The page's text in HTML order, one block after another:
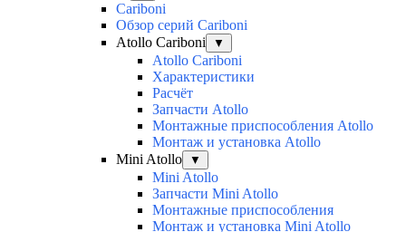
Cariboni
Обзор серий Cariboni
Atollo Cariboni
▼
Atollo Cariboni
Характеристики
Расчёт
Запчасти Atollo
Монтажные приспособления Atollo
Монтаж и установка Atollo
Mini Atollo
▼
Mini Atollo
Запчасти Mini Atollo
Монтажные приспособления
Монтаж и установка Mini Atollo